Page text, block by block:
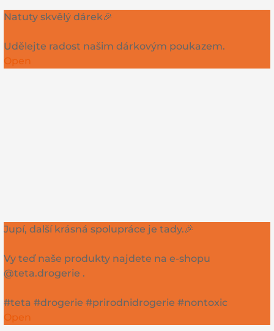
Natuty skvělý dárek🎉
Udělejte radost našim dárkovým poukazem.
Open
Jupí, další krásná spolupráce je tady.🎉
Vy teď naše produkty najdete na e-shopu
@teta.drogerie .
#teta #drogerie #prirodnidrogerie #nontoxic
Open